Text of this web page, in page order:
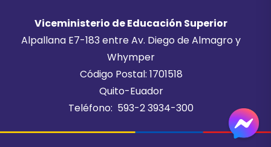
Viceministerio de Educación Superior
Alpallana E7-183 entre Av. Diego de Almagro y
Whymper
Código Postal: 1701518
Quito-Euador
Teléfono: 593-2 3934-300